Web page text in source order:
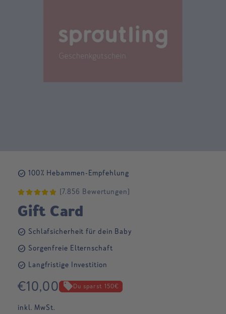
check_circle 100% Hebammen-Empfehlung
(7.856 Bewertungen)
Gift Card
check_circle Schlafsicherheit für dein Baby
check_circle Sorgenfreie Elternschaft
check_circle Langfristige Investition
Regular
€10,00 sell Du sparst 150€
inkl. MwSt.